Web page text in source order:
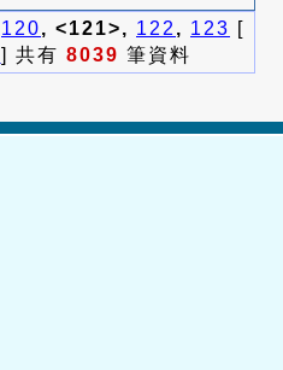
120, <121>, 122 , 123 [
] 共有 8039 筆資料